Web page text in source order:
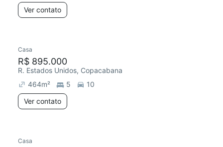
Ver contato
Casa
R$ 895.000
R. Estados Unidos, Copacabana
464m² 5
10
Ver contato
Casa